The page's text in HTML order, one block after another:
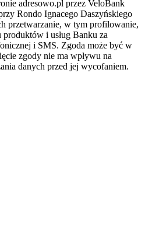
adresowo.pl przez VeloBank
Rondo Ignacego Daszyńskiego
przetwarzanie, w tym profilowanie,
i usług Banku za
i SMS. Zgoda może być w
zgody nie ma wpływu na
danych przed jej wycofaniem.